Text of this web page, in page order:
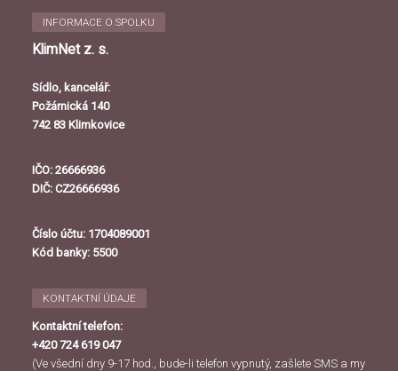
INFORMACE O SPOLKU
KlimNet z. s.
Sídlo, kancelář:
Požárnická 140
742 83 Klimkovice
IČO: 26666936
DIČ: CZ26666936
Číslo účtu: 1704089001
Kód banky: 5500
KONTAKTNÍ ÚDAJE
Kontaktní telefon:
+420 724 619 047
(Ve všední dny 9-17 hod., bude-li telefon vypnutý, zašlete SMS a my